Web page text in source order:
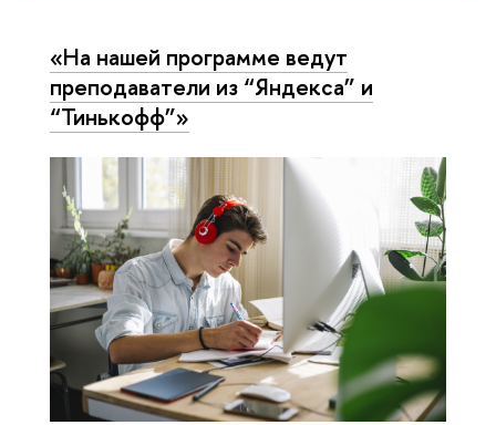
«На нашей программе ведут
преподаватели из “Яндекса” и
“Тинькофф”»